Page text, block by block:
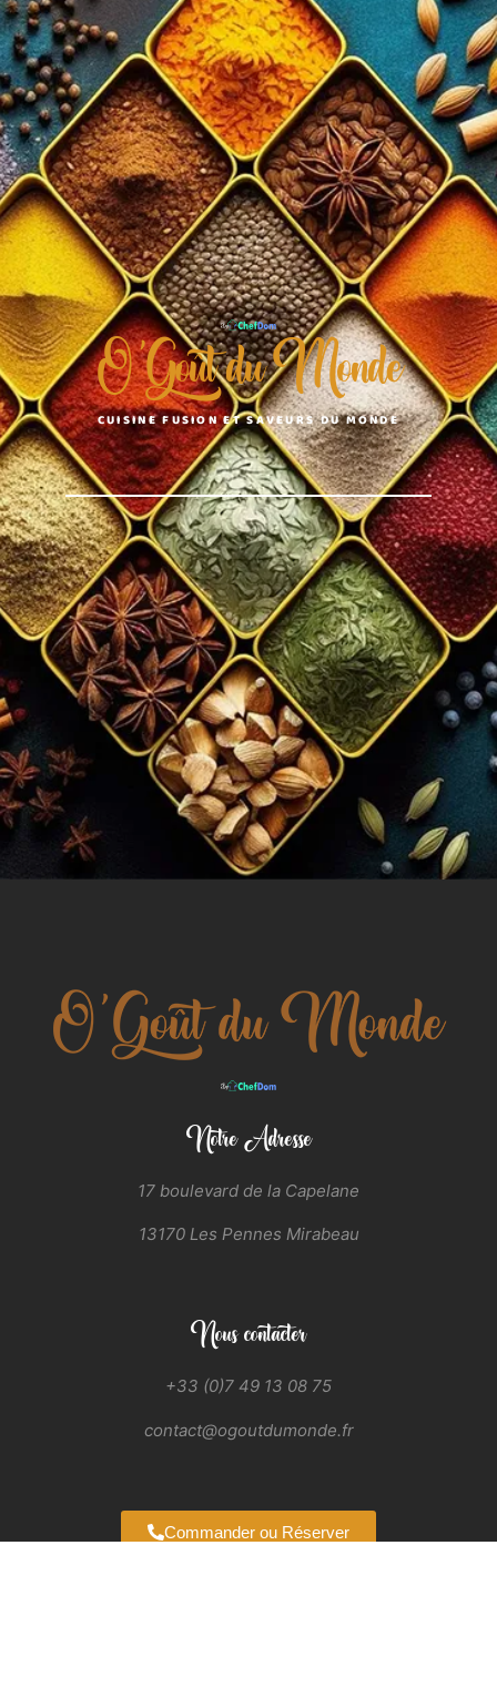
O'Goût du Monde
CUISINE FUSION ET SAVEURS DU MONDE
Notre Adresse
17 boulevard de la Capelane
13170 Les Pennes Mirabeau
Nous contacter
+33 (0)7 49 13 08 75
contact@ogoutdumonde.fr
Commander ou Réserver